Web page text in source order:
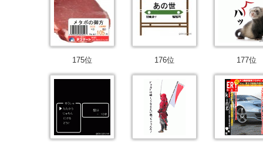
175位 176位 177位